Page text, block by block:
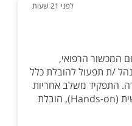
לפני 21 שעות
המכשור הרפואי,
/ת תפעול להובלת כלל
התפקיד משלב אחריות
ניהולית רחבה לצד גישה מעשית (Hands-on), הובלת